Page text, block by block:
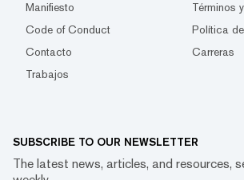
Manifiesto
Términos
Code of Conduct
Política
Contacto
Carreras
Trabajos
SUBSCRIBE TO OUR NEWSLETTER
The latest news, articles, and resources,